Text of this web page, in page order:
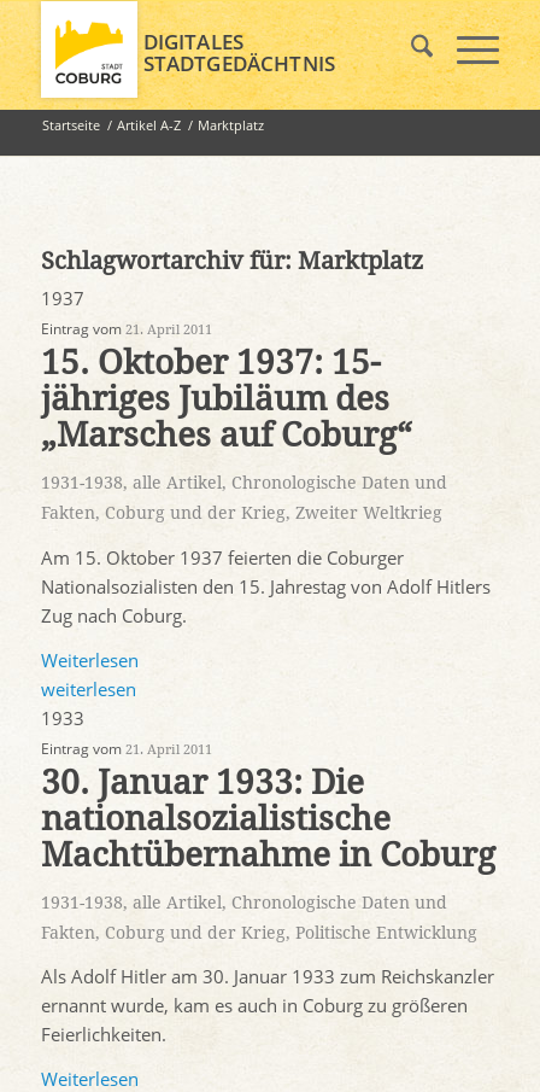
DIGITALES
STADTGEDÄCHTNIS
Startseite / Artikel A-Z / Marktplatz
Schlagwortarchiv für: Marktplatz
1937
Eintrag vom 21. April 2011
15. Oktober 1937: 15-
jähriges Jubiläum des
„Marsches auf Coburg“
1931-1938, alle Artikel, Chronologische Daten und
Fakten, Coburg und der Krieg, Zweiter Weltkrieg
Am 15. Oktober 1937 feierten die Coburger
Nationalsozialisten den 15. Jahrestag von Adolf Hitlers
Zug nach Coburg.
Weiterlesen
weiterlesen
1933
Eintrag vom 21. April 2011
30. Januar 1933: Die
nationalsozialistische
Machtübernahme in Coburg
1931-1938, alle Artikel, Chronologische Daten und
Fakten, Coburg und der Krieg, Politische Entwicklung
Als Adolf Hitler am 30. Januar 1933 zum Reichskanzler
ernannt wurde, kam es auch in Coburg zu größeren
Feierlichkeiten.
Weiterlesen